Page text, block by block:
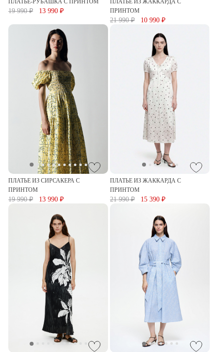
ПЛАТЬЕ-РУБАШКА С ПРИНТОМ
19 990 ₽ 13 990 ₽
ПЛАТЬЕ ИЗ ЖАККАРДА С
ПРИНТОМ
21 990 ₽ 10 990 ₽
ПЛАТЬЕ ИЗ СИРСАКЕРА С
ПРИНТОМ
19 990 ₽ 13 990 ₽
ПЛАТЬЕ ИЗ ЖАККАРДА С
ПРИНТОМ
21 990 ₽ 15 390 ₽